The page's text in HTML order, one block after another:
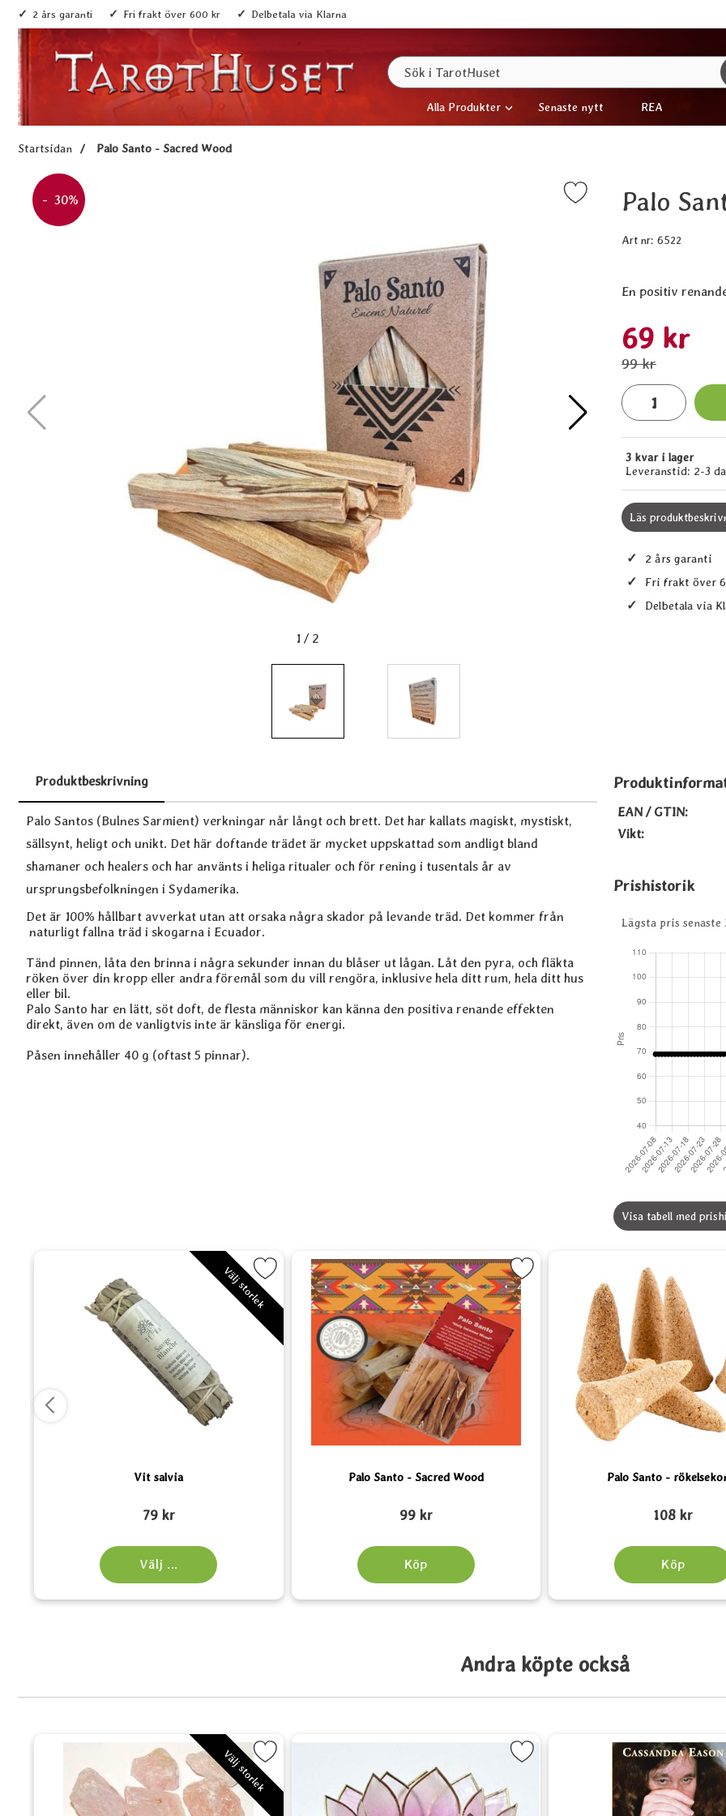
2 års garanti Fri frakt över 600 kr Delbetala via Klarna
Sök
Alla Produkter Senaste nytt REA
Startsidan Palo Santo - Sacred Wood
Markera palo Santo - Sacred Wood som favorit
Priset är nedsatt med
- 30%
1 / 2
Palo
Art nr: 6522
En positiv
rea pris
69 kr
tidigare pris
99 kr
antal
Tillgänglighet:
3 kvar i lager
Leveranstid: 2-3
Läs
✓ 2 års garanti
✓ Fri frakt över
✓ Delbetala via
Produktbeskrivning
Produktbeskrivning
Palo Santos (Bulnes Sarmient) verkningar når långt och brett. Det har kallats magiskt, mystiskt,
sällsynt, heligt och unikt. Det här doftande trädet är mycket uppskattad som andligt bland
shamaner och healers och har använts i heliga ritualer och för rening i tusentals år av
ursprungsbefolkningen i Sydamerika.
Det är 100% hållbart avverkat utan att orsaka några skador på levande träd. Det kommer från
naturligt fallna träd i skogarna i Ecuador.
Tänd pinnen, låta den brinna i några sekunder innan du blåser ut lågan. Låt den pyra, och fläkta
röken över din kropp eller andra föremål som du vill rengöra, inklusive hela ditt rum, hela ditt hus
eller bil.
Palo Santo har en lätt, söt doft, de flesta människor kan känna den positiva renande effekten
direkt, även om de vanligtvis inte är känsliga för energi.
Påsen innehåller 40 g (oftast 5 pinnar).
EAN / GTIN:
Vikt:
Prishistorik
Lägsta pris
Visa tabell med
Välj storlek
Vit salvia
79 kr
Välj ...
Markera Vit salvia som favorit
Palo Santo - Sacred Wood
99 kr
Köp
Markera Palo Santo - Sacred Wood som favorit
Palo Santo -
108 kr
Köp
Markera Palo
Andra köpte också
Satya som favorit Välj storlek
Markera Rosenkvarts, Rå bit, Medium som favoritMarkera Lotusblomma för värmeljus, rosa som favorit
Markera